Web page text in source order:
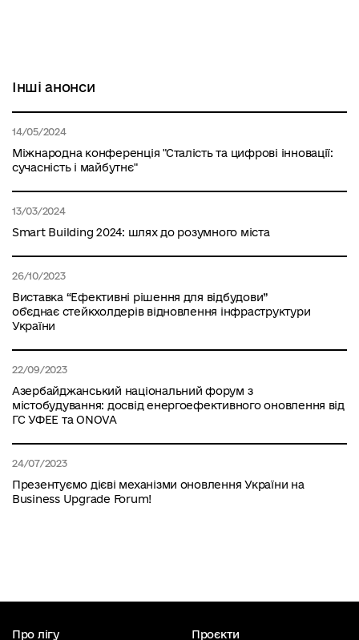
Інші анонси
14/05/2024
Міжнародна конференція "Сталість та цифрові інновації:
сучасність і майбутнє"
13/03/2024
Smart Building 2024: шлях до розумного міста
26/10/2023
Виставка “Ефективні рішення для відбудови”
об'єднає стейкхолдерів відновлення інфраструктури
України
22/09/2023
Азербайджанський національний форум з
містобудування: досвід енергоефективного оновлення від
ГС УФЕЕ та ONOVA
24/07/2023
Презентуємо дієві механізми оновлення України на
Business Upgrade Forum!
Про лігу Проєкти